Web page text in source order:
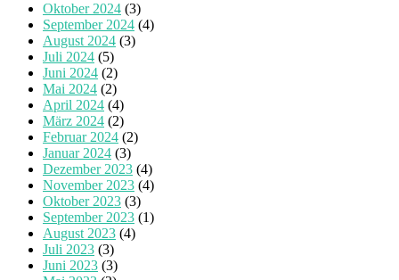
Oktober 2024 (3)
September 2024 (4)
August 2024 (3)
Juli 2024 (5)
Juni 2024 (2)
Mai 2024 (2)
April 2024 (4)
März 2024 (2)
Februar 2024 (2)
Januar 2024 (3)
Dezember 2023 (4)
November 2023 (4)
Oktober 2023 (3)
September 2023 (1)
August 2023 (4)
Juli 2023 (3)
Juni 2023 (3)